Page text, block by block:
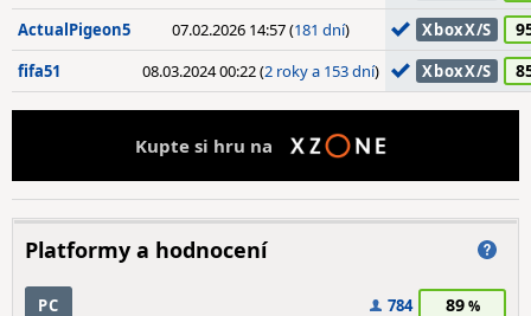
ActualPigeon5 07.02.2026 14:57 (181 dní) XboxX/S
fifa51 08.03.2024 00:22 (2 roky a 153 dní) XboxX/S
Kupte si hru na
Platformy a hodnocení
PC 784 89